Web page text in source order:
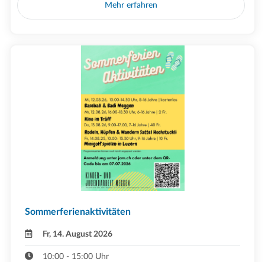
Mehr erfahren
Sommerferienaktivitäten
Fr, 14. August 2026
10:00 - 15:00 Uhr